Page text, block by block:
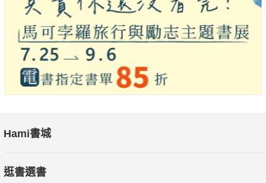
♥ 有沒有可能，錯的並不是你
☹「明明已經盡全力了，卻達不到要求。」
→那個要求是不是「1＋1＝3」？錯誤的公式怎麼努力都不會
對！
☹「好後悔！我那時候為什麼不罵他！」
Hami書城
逛書選書